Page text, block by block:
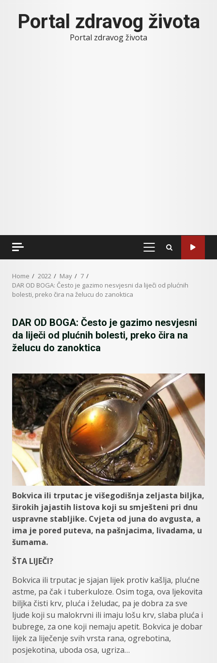
contentPortal zdravog života
Portal zdravog života
PRIMARY
Home 2022 May
7
DAR OD BOGA: Često je gazimo nesvjesni da liječi od plućnih
bolesti, preko čira na želucu do zanoktica
DAR OD BOGA: Često je gazimo nesvjesni
da liječi od plućnih bolesti, preko čira na
želucu do zanoktica
Bokvica ili trputac je višegodišnja zeljasta biljka,
širokih jajastih listova koji su smješteni pri dnu
uspravne stabljike. Cvjeta od juna do avgusta, a
ima je pored puteva, na pašnjacima, livadama, u
šumama.
ŠTA LIJEČI?
Bokvica ili trputac je sjajan lijek protiv kašlja, plućne
astme, pa čak i tuberkuloze. Osim toga, ova ljekovita
biljka čisti krv, pluća i želudac, pa je dobra za sve
ljude koji su malokrvni ili imaju lošu krv, slaba pluća i
bubrege, za one koji nemaju apetit. Bokvica je dobar
lijek za liječenje svih vrsta rana, ogrebotina,
posjekotina, uboda osa, ugriza…